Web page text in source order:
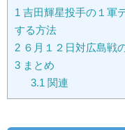
1 吉田輝星投手の１軍
する方法
2 ６月１２日対広島戦
3 まとめ
3.1 関連